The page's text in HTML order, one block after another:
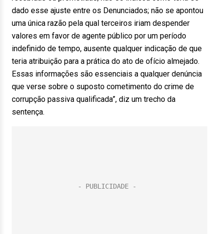
dado esse ajuste entre os Denunciados; não se apontou
uma única razão pela qual terceiros iriam despender
valores em favor de agente público por um período
indefinido de tempo, ausente qualquer indicação de que
teria atribuição para a prática do ato de ofício almejado.
Essas informações são essenciais a qualquer denúncia
que verse sobre o suposto cometimento do crime de
corrupção passiva qualificada”, diz um trecho da
sentença.